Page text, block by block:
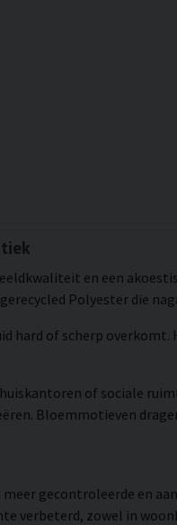
en een
Polyester die
hard of scherp
of sociale
Bloemmotieven
gecontroleerde en
verbeterd, zowel in